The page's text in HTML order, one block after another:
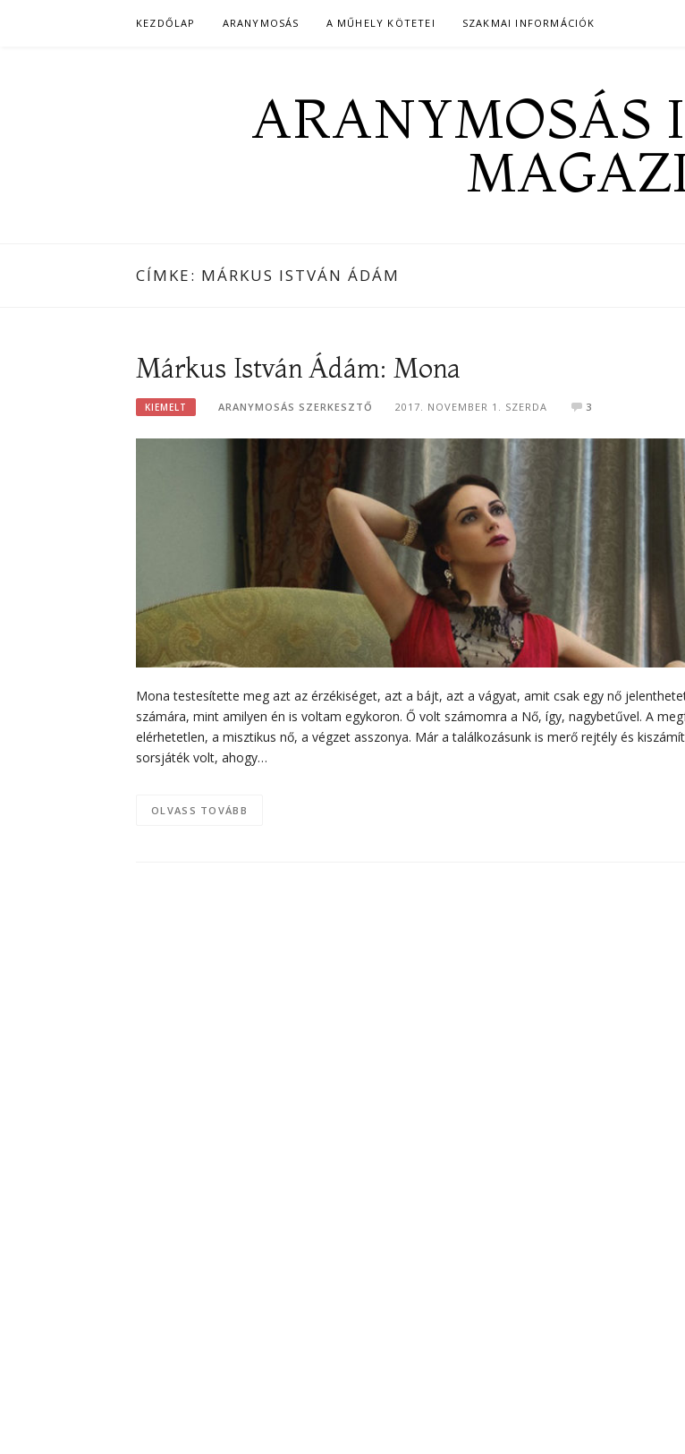
KEZDŐLAP ARANYMOSÁS A MŰHELY KÖTETEI SZAKMAI INFORMÁCIÓK
ARANYMOSÁS
CÍMKE: MÁRKUS ISTVÁN ÁDÁM
Márkus István Ádám: Mona
KIEMELT ARANYMOSÁS SZERKESZTŐ 2017. NOVEMBER 1. SZERDA 3
Mona testesítette meg azt az érzékiséget, azt a bájt, azt a vágyat, amit csak egy nő
számára, mint amilyen én is voltam egykoron. Ő volt számomra a Nő, így, nagybetűvel. A
elérhetetlen, a misztikus nő, a végzet asszonya. Már a találkozásunk is merő rejtély és
sorsjáték volt, ahogy…
OLVASS TOVÁBB